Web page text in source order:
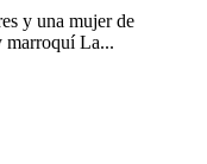
y una mujer de
marroquí La...